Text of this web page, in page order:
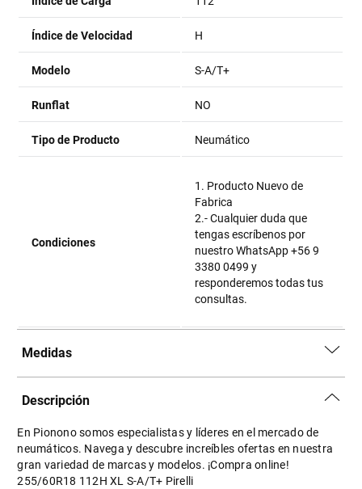
Índice de Velocidad H
Modelo S-A/T+
Runflat NO
Tipo de Producto Neumático
Condiciones
1. Producto Nuevo de
Fabrica
2.- Cualquier duda que
tengas escríbenos por
nuestro WhatsApp +56 9
3380 0499 y
responderemos todas tus
consultas.
Medidas
Descripción
En Pionono somos especialistas y líderes en el mercado de
neumáticos. Navega y descubre increíbles ofertas en nuestra
gran variedad de marcas y modelos. ¡Compra online!
255/60R18 112H XL S-A/T+ Pirelli